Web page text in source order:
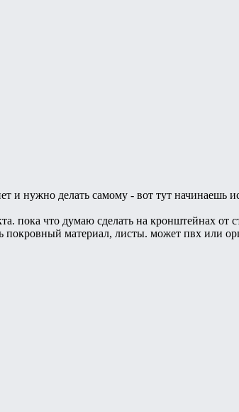
и нужно делать самому - вот тут начинаешь
пока что думаю сделать на кронштейнах от
покровный материал, листы. может пвх или